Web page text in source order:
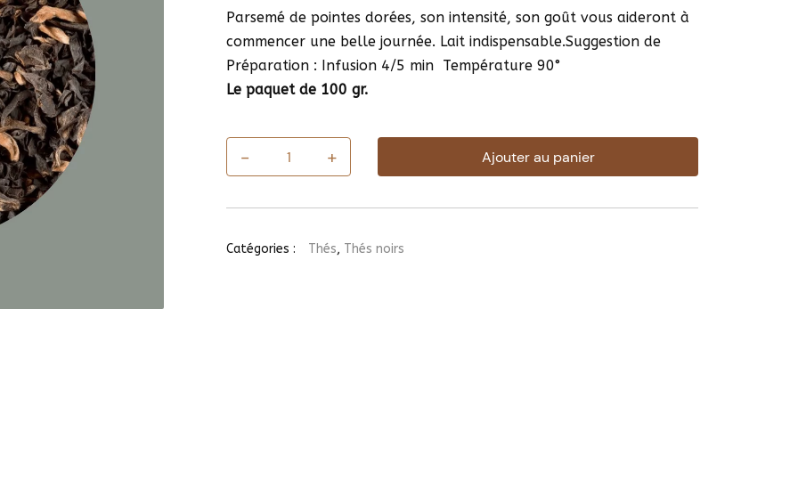
Parsemé de pointes dorées, son intensité, son goût vous aideront à
commencer une belle journée. Lait indispensable.Suggestion de
Préparation : Infusion 4/5 min Température 90°
Le paquet de 100 gr.
-
quantité
de
Supérieur
+ Ajouter au panier
Catégories : Thés, Thés noirs